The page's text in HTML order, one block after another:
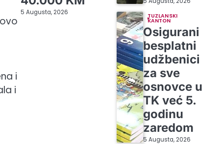
i
i
5 Augusta, 2026 TUZLANSKI
KANTON
Osigurani
besplatni
udžbenici
za sve
osnovce u
TK već 5.
godinu
zaredom
5 Augusta, 2026